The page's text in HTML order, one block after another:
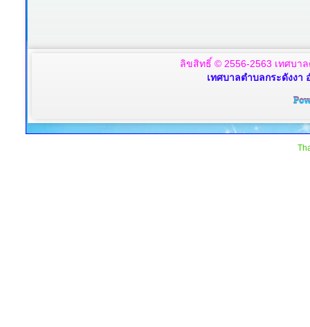
ลิขสิทธิ์ © 2556-2563 เทศบา
เทศบาลตำบลกระดังงา